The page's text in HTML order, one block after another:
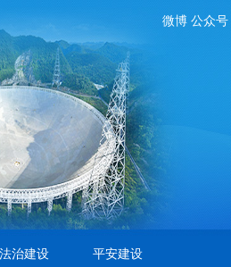
微博 公众号
法治建设 平安建设